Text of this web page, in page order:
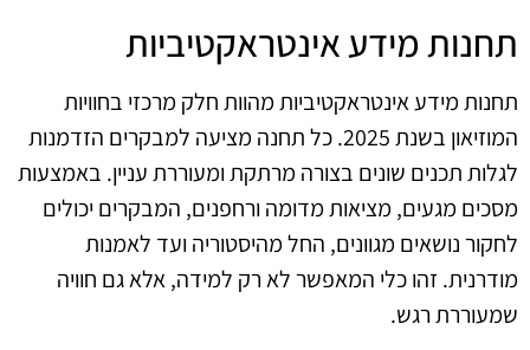
תחנות מידע אינטראקטיביות
תחנות מידע אינטראקטיביות מהוות חלק מרכזי בחוויות
המוזיאון בשנת 2025. כל תחנה מציעה למבקרים הזדמנות
לגלות תכנים שונים בצורה מרתקת ומעוררת עניין. באמצעות
מסכים מגעים, מציאות מדומה ורחפנים, המבקרים יכולים
לחקור נושאים מגוונים, החל מהיסטוריה ועד לאמנות
מודרנית. זהו כלי המאפשר לא רק למידה, אלא גם חוויה
שמעוררת רגש.